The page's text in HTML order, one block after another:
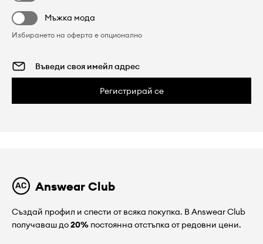
Мъжка мода
Избирането на оферта е опционално
Регистрирай се
Answear Club
Създай профил и спести от всяка покупка. В Answear Club
получаваш до20% постоянна отстъпка от редовни цени.